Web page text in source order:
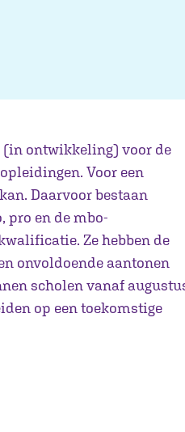
(in ontwikkeling) voor de
Voor een
Daarvoor bestaan
pro en de mbo-
Ze hebben de
onvoldoende aantonen
scholen vanaf
op een toekomstige